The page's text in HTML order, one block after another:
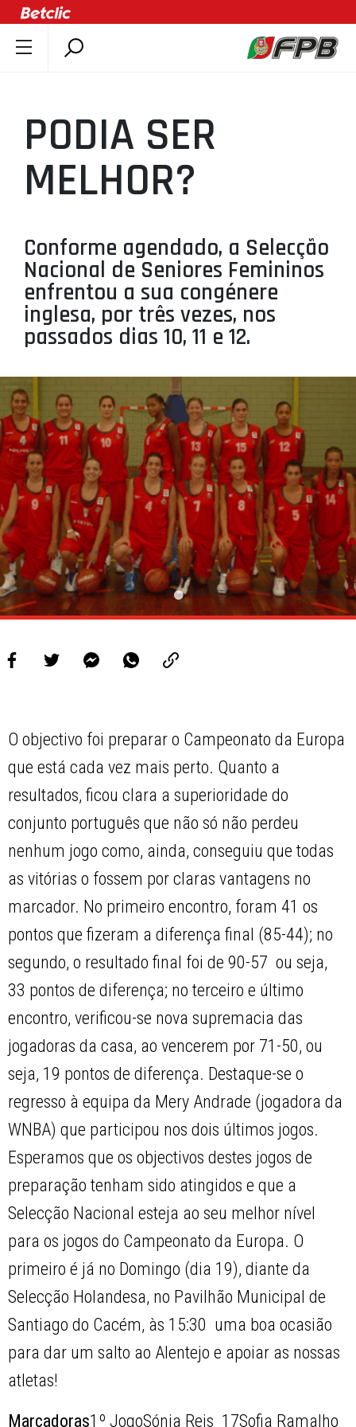
ÚLTIMAS
COMPETIÇÕES
ASSOCIAÇÕES
AGENTES
AGENDA
SELEÇÕES
MINIBASQUETE
ÁREA TÉCNICA
PROJETOS
LIGA BETCLIC MASCULINA
LIGA BETCLIC FEMININA
PODIA SER
MELHOR?
Conforme agendado, a Selecção
Nacional de Seniores Femininos
enfrentou a sua congénere
inglesa, por três vezes, nos
passados dias 10, 11 e 12.
O objectivo foi preparar o Campeonato da Europa
que está cada vez mais perto. Quanto a
resultados, ficou clara a superioridade do
conjunto português que não só não perdeu
nenhum jogo como, ainda, conseguiu que todas
as vitórias o fossem por claras vantagens no
marcador. No primeiro encontro, foram 41 os
pontos que fizeram a diferença final (85-44); no
segundo, o resultado final foi de 90-57  ou seja,
33 pontos de diferença; no terceiro e último
encontro, verificou-se nova supremacia das
jogadoras da casa, ao vencerem por 71-50, ou
seja, 19 pontos de diferença. Destaque-se o
regresso à equipa da Mery Andrade (jogadora da
WNBA) que participou nos dois últimos jogos.
Esperamos que os objectivos destes jogos de
preparação tenham sido atingidos e que a
Selecção Nacional esteja ao seu melhor nível
para os jogos do Campeonato da Europa. O
primeiro é já no Domingo (dia 19), diante da
Selecção Holandesa, no Pavilhão Municipal de
Santiago do Cacém, às 15:30  uma boa ocasião
para dar um salto ao Alentejo e apoiar as nossas
atletas!
Marcadoras1º JogoSónia Reis  17Sofia Ramalho 